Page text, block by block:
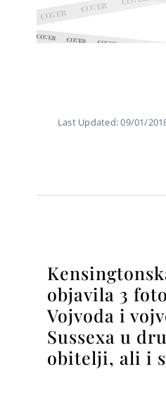
Last Updated: 09/01/
objavila 3
Vojvoda i
Sussexa u
obitelji, ali i